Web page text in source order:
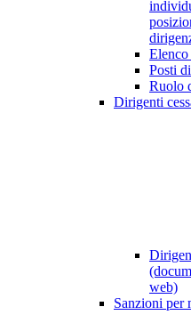
Posti
Ruolo
Dirigenti
web)
Sanzioni per